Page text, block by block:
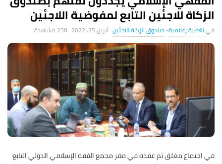
الزكاة للاجئين التابع لمفوضية اللاجئين
تغطية إعلامية- صندوق الزكاة للاجئين أبريل 25, 2022 258 ‎مشاهدة
في اجتماع مغلق تم عقده في مقر مجمع الفقه الإسلامي الدولي التابع